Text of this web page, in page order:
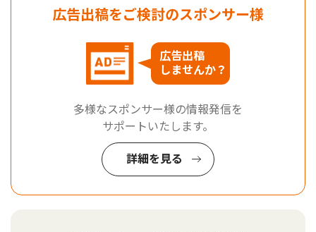
広告出稿をご検討のスポンサー様
広告出稿
しませんか？
多様なスポンサー様の情報発信を
サポートいたします。
詳細を見る